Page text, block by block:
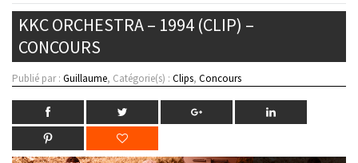
KKC ORCHESTRA – 1994 (CLIP) –
CONCOURS
Publié par : Guillaume, Catégorie(s) : Clips, Concours